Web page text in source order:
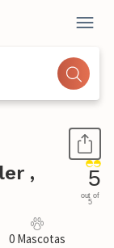
,
5
out of
5
0 Mascotas